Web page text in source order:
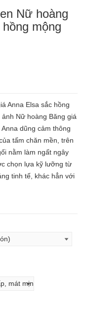
Nữ hoàng
mộng
Anna Elsa sắc hồng
Nữ hoàng Băng giá
dũng cảm thông
tấm chăn mền, trên
nằm làm ngất ngây
chọn lựa kỹ lưỡng từ
tinh tế, khác hẳn với